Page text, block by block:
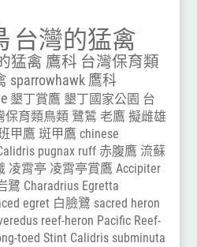
台灣的猛禽
猛禽 鷹科 台灣保育類
sparrowhawk 鷹科
墾丁賞鷹 墾丁國家公園 台
保育類鳥類 鷺鷥 老鷹 擬雌雄
甲鷹 斑甲鷹 chinese
pugnax ruff 赤腹鷹 流蘇
凌霄亭 凌霄亭賞鷹 Accipiter
鷺 Charadrius Egretta
egret 白臉鷺 sacred heron
reef-heron Pacific Reef-
toed Stint Calidris subminuta